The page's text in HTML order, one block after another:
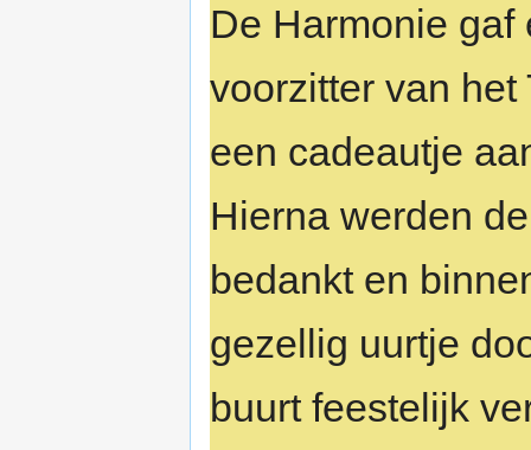
De Harmonie gaf
voorzitter van
een cadeautje
Hierna werden
bedankt en
gezellig uurtje
buurt feestelijk